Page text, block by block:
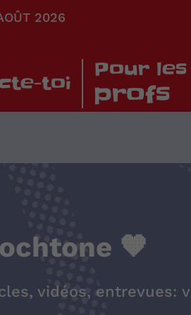
2026
toi
Pour les
profs
🧡
vidéos, entrevues: